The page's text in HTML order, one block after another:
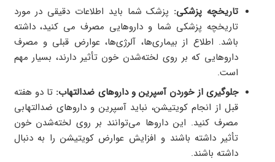
تاریخچه پزشکی: پزشک شما باید اطلاعات دقیقی در مورد
تاریخچه پزشکی شما و داروهایی مصرف می کنید، داشته
باشد. اطلاع از بیماری‌ها، آلرژی‌ها، عوارض قبلی و مصرف
داروهایی که بر روی لخته‌شدن خون تأثیر دارند، بسیار مهم
است.
جلوگیری از خوردن آسپرین و داروهای ضدالتهاب: تا دو هفته
قبل از انجام کویتیشن، نباید آسپرین و داروهای ضدالتهابی
مصرف کنید. این داروها می‌توانند بر روی لخته‌شدن خون
تأثیر داشته باشند و افزایش عوارض کویتیشن را به دنبال
داشته باشند.